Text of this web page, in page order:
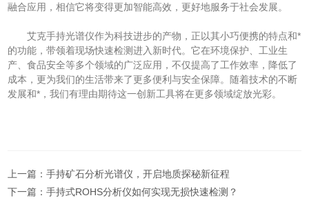
融合应用，相信它将变得更加智能高效，更好地服务于社会发展。
艾克手持光谱仪作为科技进步的产物，正以其小巧便携的特点和*
的功能，带领着现场快速检测进入新时代。它在环境保护、工业生
产、食品安全等多个领域的广泛应用，不仅提高了工作效率，降低了
成本，更为我们的生活带来了更多便利与安全保障。随着技术的不断
发展和*，我们有理由期待这一创新工具将在更多领域绽放光彩。
上一篇：手持矿石分析光谱仪，开启地质探秘新征程
下一篇：手持式ROHS分析仪如何实现无损快速检测？